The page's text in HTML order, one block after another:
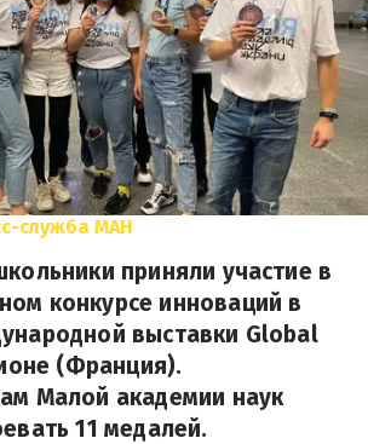
служба МАН
приняли участие в
конкурсе инноваций в
выставки Global
(Франция).
Малой академии наук
11 медалей.